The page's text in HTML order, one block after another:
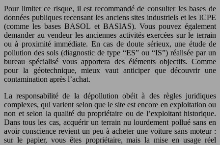
Pour limiter ce risque, il est recommandé de consulter les bases de
données publiques recensant les anciens sites industriels et les ICPE
(comme les bases BASOL et BASIAS). Vous pouvez également
demander au vendeur les anciennes activités exercées sur le terrain
ou à proximité immédiate. En cas de doute sérieux, une étude de
pollution des sols (diagnostic de type “ES” ou “IS”) réalisée par un
bureau spécialisé vous apportera des éléments objectifs. Comme
pour la géotechnique, mieux vaut anticiper que découvrir une
contamination après l’achat.
La responsabilité de la dépollution obéit à des règles juridiques
complexes, qui varient selon que le site est encore en exploitation ou
non et selon la qualité du propriétaire ou de l’exploitant historique.
Dans tous les cas, acquérir un terrain nu lourdement pollué sans en
avoir conscience revient un peu à acheter une voiture sans moteur :
sur le papier, vous êtes propriétaire, mais la mise en usage réel